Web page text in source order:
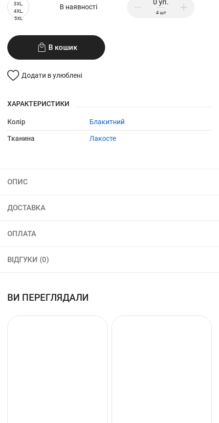
3XL,
4XL,
5XL
В наявності
4шт
В кошик
Додати в улюблені
ХАРАКТЕРИСТИКИ
Колір Блакитний
Тканина Лакосте
ОПИС
ДОСТАВКА
ОПЛАТА
ВІДГУКИ (0)
ВИ ПЕРЕГЛЯДАЛИ